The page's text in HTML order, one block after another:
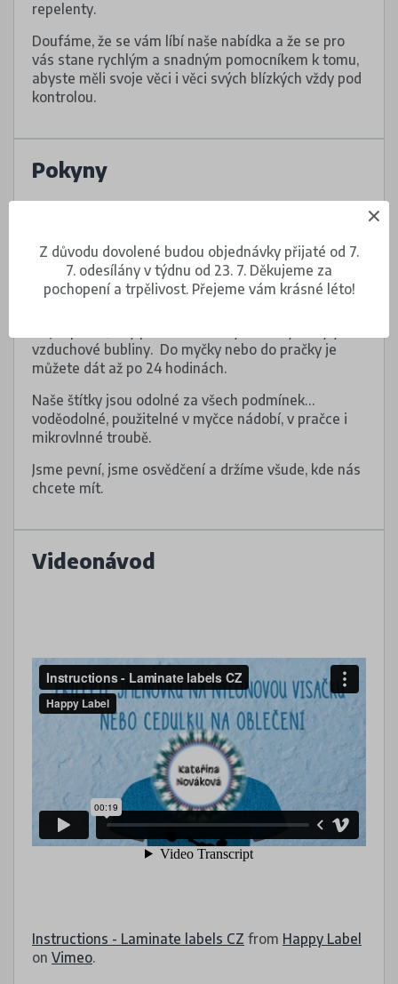
repelenty.
Doufáme, že se vám líbí naše nabídka a že se pro
vás stane rychlým a snadným pomocníkem k tomu,
abyste měli svoje věci i věci svých blízkých vždy pod
kontrolou.
Pokyny
Nalepovací štítky upevněte na oděvu na cedulku
s informacemi o údržbě, případně na tištěné
informace na oděvu, pokud cedulku nemá.
vzduchové bubliny. Do myčky nebo do pračky je
můžete dát až po 24 hodinách.
Naše štítky jsou odolné za všech podmínek…
voděodolné, použitelné v myčce nádobí, v pračce i
mikrovlnné troubě.
Jsme pevní, jsme osvědčení a držíme všude, kde nás
chcete mít.
Videonávod
Instructions - Laminate labels CZ from Happy Label
on Vimeo
Z důvodu dovolené budou objednávky přijaté od 7.
7. odesílány v týdnu od 23. 7. Děkujeme za
pochopení a trpělivost. Přejeme vám krásné léto!